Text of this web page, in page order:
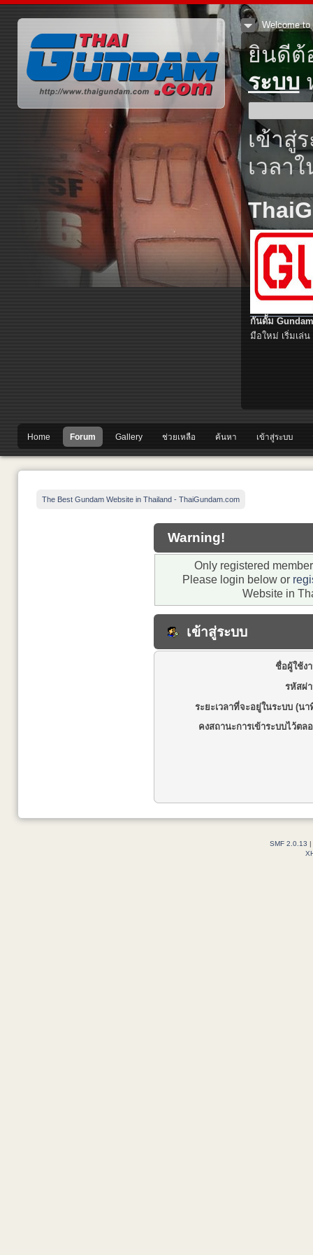
Welcome to
ยินดี
ระบบ
เข้าสู่
เวลา
กันดั้ม
มือใหม่ เริ่มเล่น
Home Forum Gallery ช่วยเหลือ ค้นหา เข้าสู่ระบบ
The Best Gundam Website in Thailand - ThaiGundam.com
Warning!
Only registered
Please login below or
Website in
เข้าสู่ระบบ
ชื่อผู้ใช้ง
รหัสผ่
ระยะเวลาที่จะอยู่ในระบบ (นา
คงสถานะการเข้าระบบไว้ตล
SMF 2.0.13 |